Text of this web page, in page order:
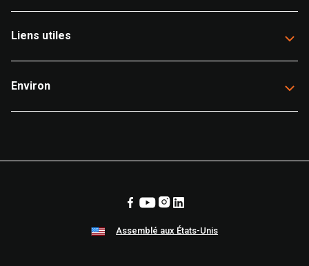
Liens utiles
Environ
Assemblé aux États-Unis